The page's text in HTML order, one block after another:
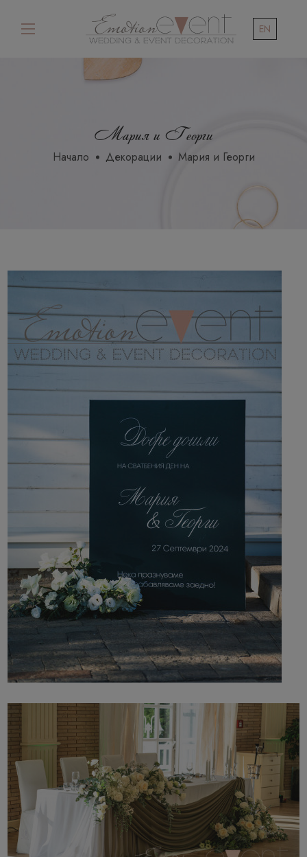
EN
Мария и Георги
Начало Декорации Мария и Георги